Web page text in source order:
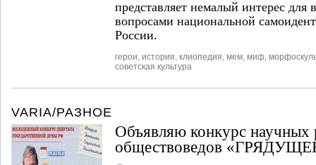
представляет немалый интерес для
вопросами национальной
России.
герои история клиопедия мем миф
советская культура
VARIA/РАЗНОЕ
Объявляю конкурс научных
обществоведов